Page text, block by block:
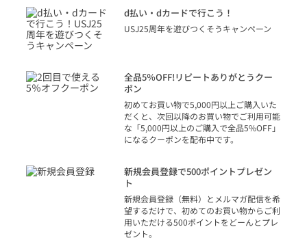
d払い・dカードで行こう！
USJ25周年を遊びつくそうキャンペーン
全品5％OFF!リピートありがとうクー
ポン
初めてお買い物で5,000円以上ご購入いた
だくと、次回以降のお買い物でご利用可能
な「5,000円以上のご購入で全品5%OFF」
になるクーポンを配布中です。
新規会員登録で500ポイントプレゼン
ト
新規会員登録（無料）とメルマガ配信を希
望するだけで、初めてのお買い物からご利
用いただける500ポイントをどーんとプレ
ゼント。